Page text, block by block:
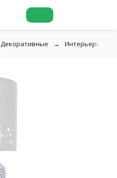
Декоративные Интерьерная